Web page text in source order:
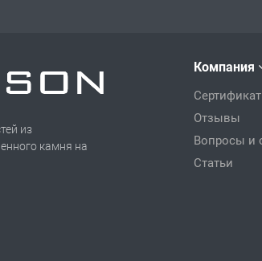
из
камня на
Компания
Отзывы
Вопросы и
Статьи